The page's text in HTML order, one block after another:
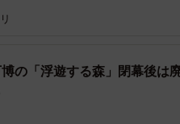
博の「浮遊する森」閉幕後